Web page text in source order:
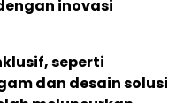
inovasi
seperti
dan desain solusi